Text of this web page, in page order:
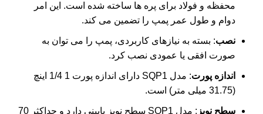
محفظه و فولاد برای پره ها ساخته شده است. این امر
دوام و طول عمر پمپ را تضمین می کند.
نصب: بسته به نیازهای کاربردی، پمپ را می توان به
صورت افقی یا عمودی نصب کرد.
اندازه پورت
: مدل SQP1 دارای اندازه پورت 1 1/4 اینچ
(31.75 میلی متر) است.
سطح نویز
: مدل SQP1 سطح نویز پایینی دارد و حداکثر 70